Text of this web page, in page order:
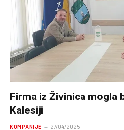
Firma iz Živinica mogla
Kalesiji
KOMPANIJE 27/04/2025